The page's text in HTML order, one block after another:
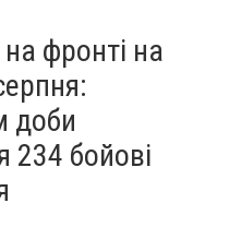
на фронті на
доби
234 бойові